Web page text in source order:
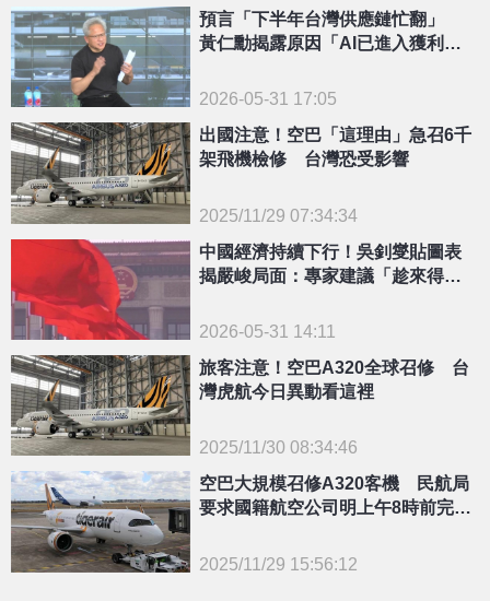
預言「下半年台灣供應鏈忙翻」
黃仁勳揭露原因「AI已進入獲利
2026-05-31 17:05
{PLAYICON}
出國注意！空巴「這理由」急召6千
架飛機檢修 台灣恐受影響
2025/11/29 07:34:34
中國經濟持續下行！吳釗燮貼圖表
揭嚴峻局面：專家建議「趁來得及
2026-05-31 14:11
{PLAYICON}
旅客注意！空巴A320全球召修 台
灣虎航今日異動看這裡
2025/11/30 08:34:46
空巴大規模召修A320客機 民航局
要求國籍航空公司明上午8時前完成
2025/11/29 15:56:12